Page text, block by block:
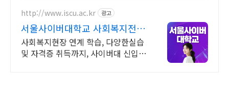
http://www.iscu.ac.kr 광고
서울사이버대학교 사회복지전공
2026 가을학기 신편입생
사회복지현장 연계 학습, 다양한실습
및 자격증 취득까지, 사이버대 신입생